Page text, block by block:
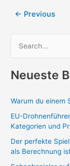
Post← Previous
h
n
c
h
Neueste
Warum du einem
EU-
Kategorien und
Der perfekte
als Berechnung